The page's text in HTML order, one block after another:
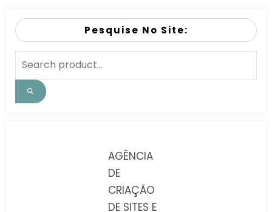
Pesquise No Site:
AGÊNCIA
DE
CRIAÇÃO
DE SITES E